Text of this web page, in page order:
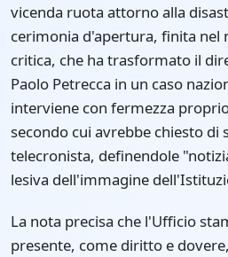
vicenda ruota attorno alla
cerimonia d'apertura, finita nel
critica, che ha trasformato il
Paolo Petrecca in un caso
interviene con fermezza
secondo cui avrebbe chiesto di
telecronista, definendole
lesiva dell'immagine
La nota precisa che l'Ufficio
presente, come diritto e